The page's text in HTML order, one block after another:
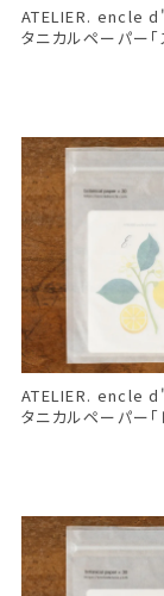
ATELIER. encle
タニカルペーパー「
ATELIER. encle
タニカルペーパー「